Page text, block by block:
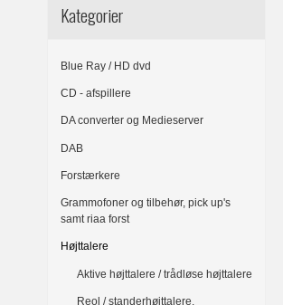
Kategorier
Blue Ray / HD dvd
CD - afspillere
DA converter og Medieserver
DAB
Forstærkere
Grammofoner og tilbehør, pick up's
samt riaa forst
Højttalere
Aktive højttalere / trådløse højttalere
Reol / standerhøjttalere,